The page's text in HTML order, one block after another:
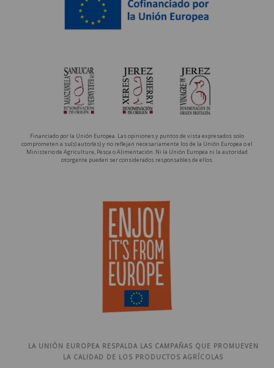
Financiado por la Unión Europea. Las opiniones y puntos de vista expresados solo
comprometen a su(s) autor(es) y no reflejan necesariamente los de la Unión Europea o el
Ministerio de Agricultura, Pesca o Alimentación. Ni la Unión Europea ni la autoridad
otorgante pueden ser considerados responsables de ellos.
LA UNIÓN EUROPEA RESPALDA LAS CAMPAÑAS QUE PROMUEVEN
LA CALIDAD DE LOS PRODUCTOS AGRÍCOLAS